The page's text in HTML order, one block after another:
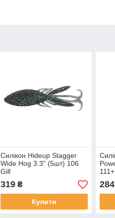
Силікон Hideup Stagger
Wide Hog 3.3" (5шт) 106
Gill
319₴
Купити
284